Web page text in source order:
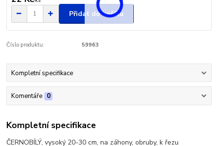
Přidat do košíku
Číslo produktu: 59963
Kompletní specifikace
Komentáře 0
Kompletní specifikace
ČERNOBÍLÝ, vysoký 20-30 cm, na záhony, obruby, k řezu